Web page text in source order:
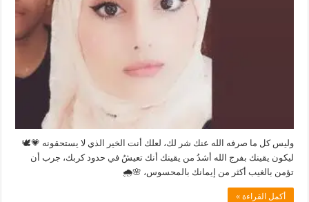
رحمة
وليس كل ما صرفه الله عنك شر لك، لعلك أنت الخير الذي لا يستحقونه 💗🕊
ليكون يقينك بفرج الله أشدُ من يقينك أنك تعيشُ في حدود كربك، جرب أن
تؤمن بالغيب أكثر من إيمانك بالمحسوس، 🌸🌧️
أكمل القراءة »